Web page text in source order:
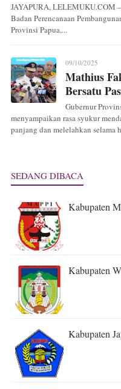
JAYAPURA, LELEMUKU.COM
Badan Perencanaan
Provinsi Papua,...
09/10/2025
Mathius
Bersatu
Gubernur
menyampaikan rasa syukur
panjang dan melelahkan selama
SEDANG DIBACA
Kabupaten
Kabupaten
Kabupaten